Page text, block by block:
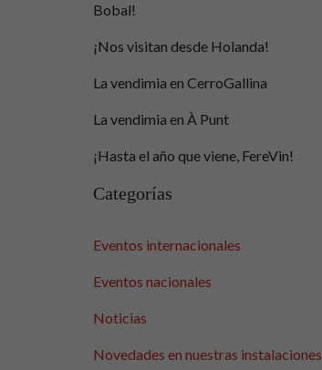
Bobal!
¡Nos visitan desde Holanda!
La vendimia en CerroGallina
La vendimia en À Punt
¡Hasta el año que viene, FereVin!
Categorías
Eventos internacionales
Eventos nacionales
Noticias
Novedades en nuestras instalaciones